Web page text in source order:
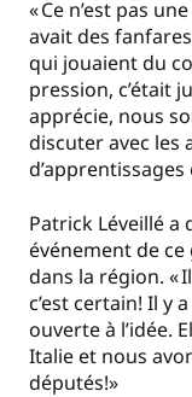
« Ce n’est pas
avait des
qui jouaient du
pression, c’était
apprécie, nous
discuter avec les
d’apprentissages
Patrick Léveillé a
événement de
dans la région. «
c’est certain! Il y
ouverte à l’idée.
Italie et nous
députés!»